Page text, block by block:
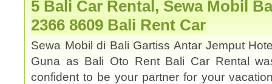
5 Bali Car Rental, Sewa Mobil
2366 8609 Bali Rent Car
Sewa Mobil di Bali Gartiss Antar Jemput
Guna as Bali Oto Rent Bali Car Rental
confident to be your partner for your